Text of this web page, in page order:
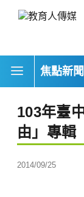
焦點新聞
103年臺
由」專輯
2014/09/25